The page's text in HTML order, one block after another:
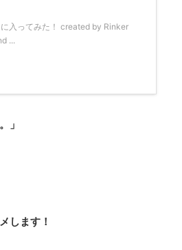
入ってみた！ created by Rinker
...
」
します！